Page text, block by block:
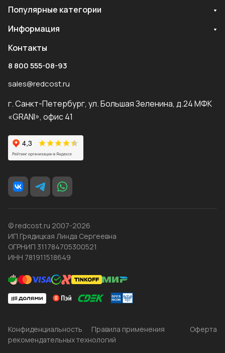
Популярные категории
Информация
Контакты
8 800 555-08-93
sales@redcost.ru
г. Санкт-Петербург, ул. Большая Зеленина, д.24 МФК
«GRANI», офис 41
© redcost.ru 2007-2026
ИП Грядицкая Линда Сергеевна
ОГРНИП 311784705300521
ИНН 781911518649
Конфиденциальность
Правила применения
рекомендательных технологий
Оферта